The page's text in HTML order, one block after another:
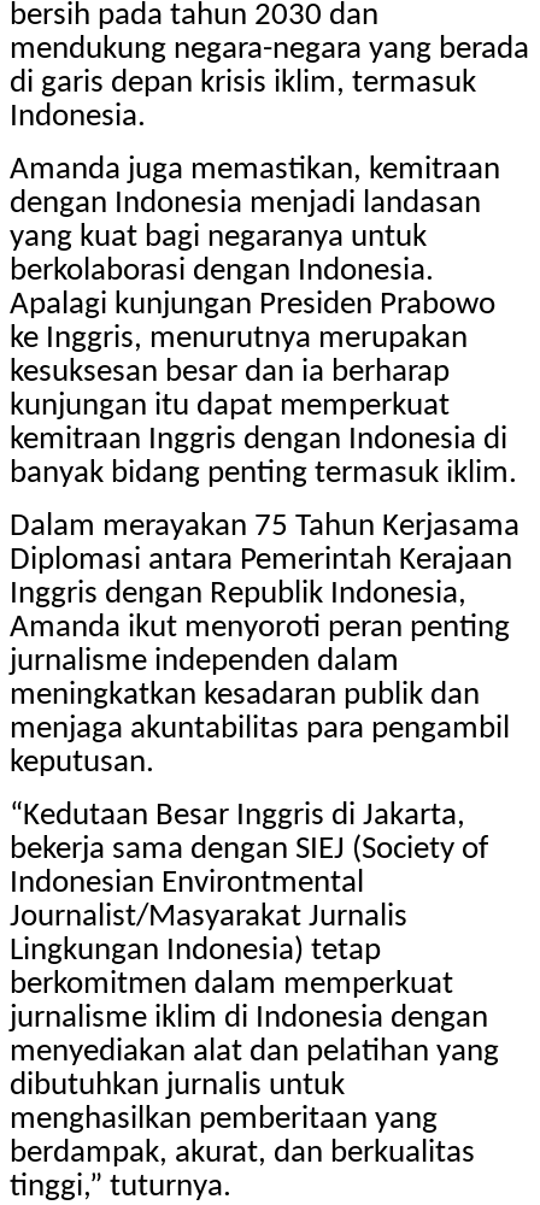
bersih pada tahun 2030 dan
mendukung negara-negara yang berada
di garis depan krisis iklim, termasuk
Indonesia.
Amanda juga memastikan, kemitraan
dengan Indonesia menjadi landasan
yang kuat bagi negaranya untuk
berkolaborasi dengan Indonesia.
Apalagi kunjungan Presiden Prabowo
ke Inggris, menurutnya merupakan
kesuksesan besar dan ia berharap
kunjungan itu dapat memperkuat
kemitraan Inggris dengan Indonesia di
banyak bidang penting termasuk iklim.
Dalam merayakan 75 Tahun Kerjasama
Diplomasi antara Pemerintah Kerajaan
Inggris dengan Republik Indonesia,
Amanda ikut menyoroti peran penting
jurnalisme independen dalam
meningkatkan kesadaran publik dan
menjaga akuntabilitas para pengambil
keputusan.
“Kedutaan Besar Inggris di Jakarta,
bekerja sama dengan SIEJ (Society of
Indonesian Environtmental
Journalist/Masyarakat Jurnalis
Lingkungan Indonesia) tetap
berkomitmen dalam memperkuat
jurnalisme iklim di Indonesia dengan
menyediakan alat dan pelatihan yang
dibutuhkan jurnalis untuk
menghasilkan pemberitaan yang
berdampak, akurat, dan berkualitas
tinggi,” tuturnya.